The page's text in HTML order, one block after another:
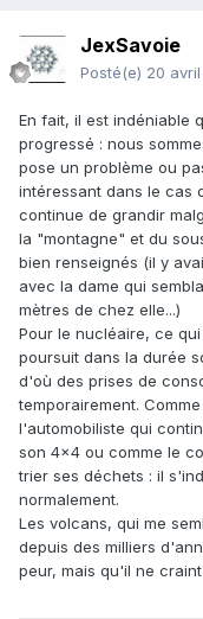
JexSavoie
Posté(e) 20 avril
En fait, il est indéniable
progressé : nous
pose un problème ou
intéressant dans le cas
continue de grandir
la "montagne" et du
bien renseignés (il y
avec la dame qui
mètres de chez elle...)
Pour le nucléaire, ce
poursuit dans la durée
d'où des prises de
temporairement.
l'automobiliste qui
son 4x4 ou comme le
trier ses déchets : il
normalement.
Les volcans, qui me
depuis des milliers
peur, mais qu'il ne